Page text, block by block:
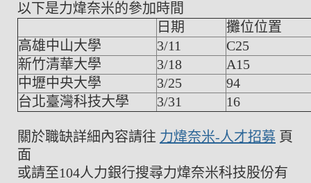
以下是力煒奈米的參加時間
日期
攤位位置
高雄中山大學
3/11
C25
新竹清華大學
3/18
A15
中壢中央大學
3/25
94
台北臺灣科技大學
3/31 16
關於職缺詳細內容請往 力煒奈米-人才招募 頁
面
或請至104人力銀行搜尋力煒奈米科技股份有